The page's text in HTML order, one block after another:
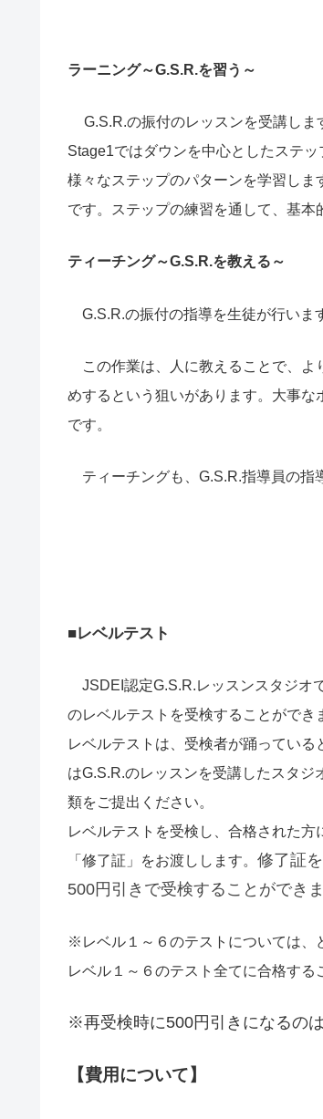
ラーニング～G.S.R.を習う～
G.S.R.の振付のレッスンを受講しま
Stage1ではダウンを中心としたステ
様々なステップのパターンを学習し
です。ステップの練習を通して、基本
ティーチング～G.S.R.を教える～
G.S.R.の振付の指導を生徒が行いま
この作業は、人に教えることで、よ
めするという狙いがあります。大事
です。
ティーチングも、G.S.R.指導員の指
■レベルテスト
JSDEI認定G.S.R.レッスンスタジオ
のレベルテストを受検することができ
レベルテストは、受検者が踊ってい
はG.S.R.のレッスンを受講したスタジ
類をご提出ください。
レベルテストを受検し、合格された
「修了証」をお渡しします。 修了証
500円引きで受検することができま
※レベル１～６のテストについては、
レベル１～６のテスト全てに合格する
※再受検時に500円引きになるの
【費用について】